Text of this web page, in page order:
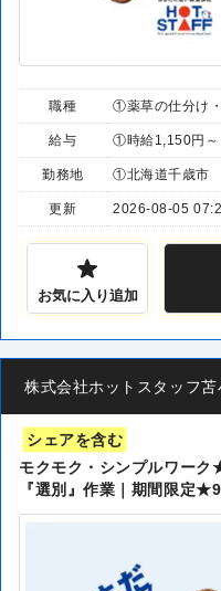
職種 ①薬草の仕分け
給与 ①時給1,150円～
勤務地 ①北海道千歳市
更新 2026-08-05
お気に入り追加
株式会社ホットスタッフ苫
シェアを含む
モクモク・シンプルワー
『選別』作業｜期間限定